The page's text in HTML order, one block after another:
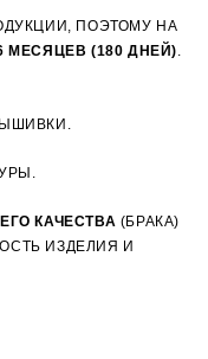
ПОЭТОМУ НА
МЕСЯЦЕВ (180 ДНЕЙ).
КАЧЕСТВА (БРАКА)
ИЗДЕЛИЯ И